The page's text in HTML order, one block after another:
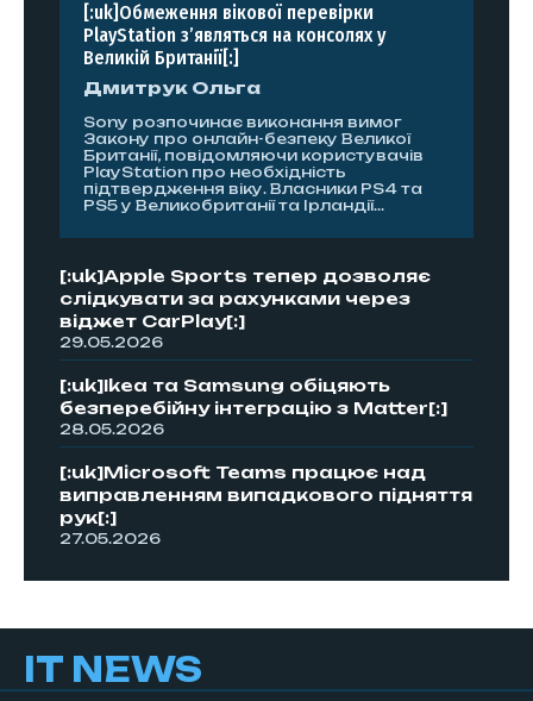
[:uk]Обмеження вікової перевірки
PlayStation з’являться на консолях у
Великій Британії[:]
Дмитрук Ольга
Sony розпочинає виконання вимог
Закону про онлайн-безпеку Великої
Британії, повідомляючи користувачів
PlayStation про необхідність
підтвердження віку. Власники PS4 та
PS5 у Великобританії та Ірландії...
[:uk]Apple Sports тепер дозволяє
слідкувати за рахунками через
віджет CarPlay[:]
29.05.2026
[:uk]Ikea та Samsung обіцяють
безперебійну інтеграцію з Matter[:]
28.05.2026
[:uk]Microsoft Teams працює над
виправленням випадкового підняття
рук[:]
27.05.2026
IT NEWS